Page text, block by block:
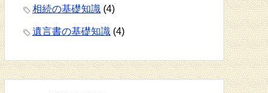
相続の基礎知識 (4)
遺言書の基礎知識 (4)